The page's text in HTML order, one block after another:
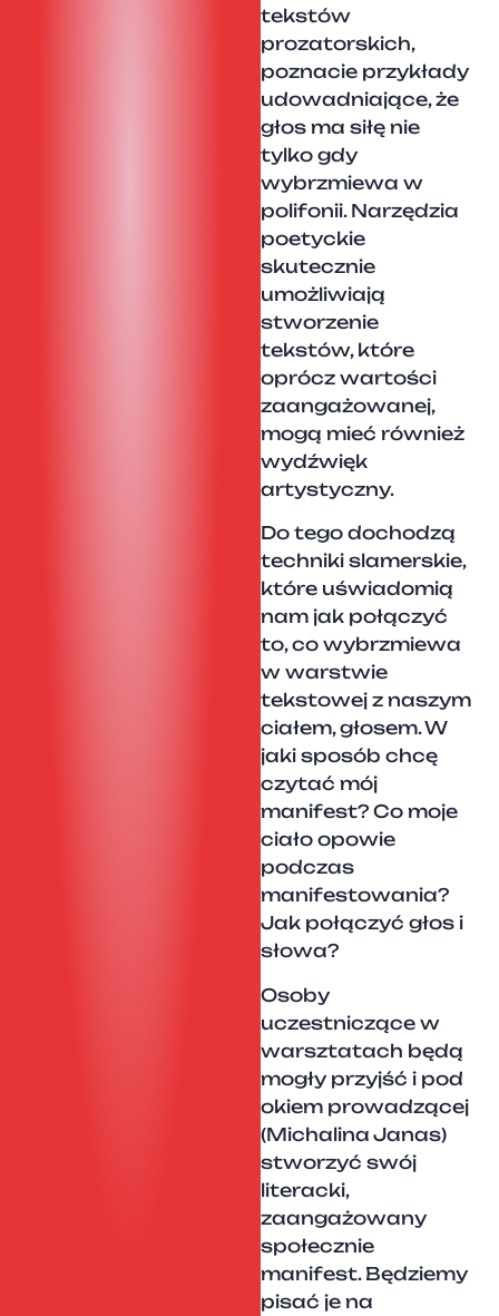
tekstów
prozatorskich,
poznacie przykłady
udowadniające, że
głos ma siłę nie
tylko gdy
wybrzmiewa w
polifonii. Narzędzia
poetyckie
skutecznie
umożliwiają
stworzenie
tekstów, które
oprócz wartości
zaangażowanej,
mogą mieć również
wydźwięk
artystyczny.
Do tego dochodzą
techniki slamerskie,
które uświadomią
nam jak połączyć
to, co wybrzmiewa
w warstwie
tekstowej z naszym
ciałem, głosem. W
jaki sposób chcę
czytać mój
manifest? Co moje
ciało opowie
podczas
manifestowania?
Jak połączyć głos i
słowa?
Osoby
uczestniczące w
warsztatach będą
mogły przyjść i pod
okiem prowadzącej
(Michalina Janas)
stworzyć swój
literacki,
zaangażowany
społecznie
manifest. Będziemy
pisać je na